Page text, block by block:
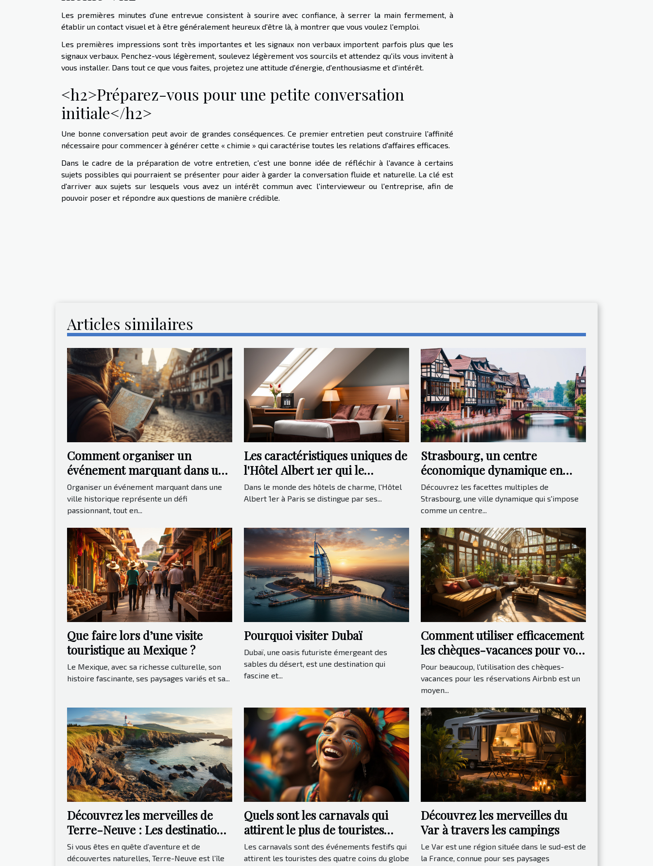
Les premières minutes d'une entrevue consistent à sourire avec confiance, à serrer la main fermement, à
établir un contact visuel et à être généralement heureux d'être là, à montrer que vous voulez l'emploi.
Les premières impressions sont très importantes et les signaux non verbaux importent parfois plus que les
signaux verbaux. Penchez-vous légèrement, soulevez légèrement vos sourcils et attendez qu'ils vous invitent à
vous installer. Dans tout ce que vous faites, projetez une attitude d'énergie, d'enthousiasme et d'intérêt.
<h2>Préparez-vous pour une petite conversation
initiale</h2>
Une bonne conversation peut avoir de grandes conséquences. Ce premier entretien peut construire l'affinité
nécessaire pour commencer à générer cette « chimie » qui caractérise toutes les relations d'affaires efficaces.
Dans le cadre de la préparation de votre entretien, c'est une bonne idée de réfléchir à l'avance à certains
sujets possibles qui pourraient se présenter pour aider à garder la conversation fluide et naturelle. La clé est
d'arriver aux sujets sur lesquels vous avez un intérêt commun avec l'intervieweur ou l'entreprise, afin de
pouvoir poser et répondre aux questions de manière crédible.
Articles similaires
Comment organiser un
événement marquant dans une
ville historique ?
Organiser un événement marquant dans une
ville historique représente un défi
passionnant, tout en...
Les caractéristiques uniques de
l'Hôtel Albert 1er qui le
distinguent
Dans le monde des hôtels de charme, l'Hôtel
Albert 1er à Paris se distingue par ses...
Strasbourg, un centre
économique dynamique en
Europe
Découvrez les facettes multiples de
Strasbourg, une ville dynamique qui s'impose
comme un centre...
Que faire lors d’une visite
touristique au Mexique ?
Le Mexique, avec sa richesse culturelle, son
histoire fascinante, ses paysages variés et sa...
Pourquoi visiter Dubaï
Dubaï, une oasis futuriste émergeant des
sables du désert, est une destination qui
fascine et...
Comment utiliser efficacement
les chèques-vacances pour vos
réservations Airbnb
Pour beaucoup, l'utilisation des chèques-
vacances pour les réservations Airbnb est un
moyen...
Découvrez les merveilles de
Terre-Neuve : Les destinations
incontournables à visiter
Si vous êtes en quête d’aventure et de
découvertes naturelles, Terre-Neuve est l’île
Quels sont les carnavals qui
attirent le plus de touristes
dans le monde ?
Les carnavals sont des événements festifs qui
attirent les touristes des quatre coins du globe
Découvrez les merveilles du
Var à travers les campings
Le Var est une région située dans le sud-est de
la France, connue pour ses paysages